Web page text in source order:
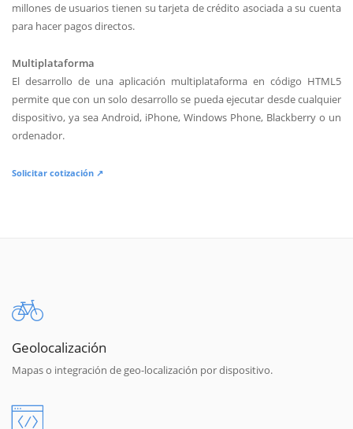
millones de usuarios tienen su tarjeta de crédito asociada a su cuenta
para hacer pagos directos.
Multiplataforma
El desarrollo de una aplicación multiplataforma en código HTML5
permite que con un solo desarrollo se pueda ejecutar desde cualquier
dispositivo, ya sea Android, iPhone, Windows Phone, Blackberry o un
ordenador.
Solicitar cotización ↗
Geolocalización
Mapas o integración de geo-localización por dispositivo.